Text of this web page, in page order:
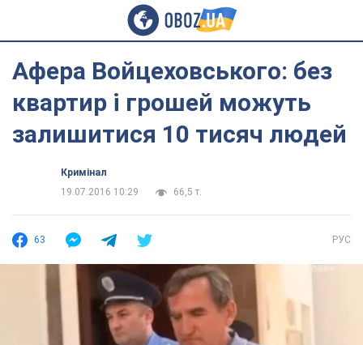
Афера Войцеховського: без
квартир і грошей можуть
залишитися 10 тисяч людей
Кримінал
19.07.2016 10:29
66,5 т.
63 РУС